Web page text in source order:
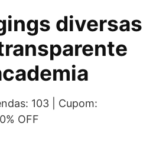
diversas
103 | Cupom:
OFF